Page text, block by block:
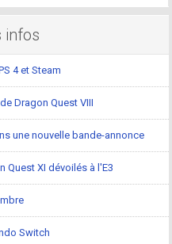
infos
4 et Steam
Dragon Quest VIII
une nouvelle bande-annonce
Quest XI dévoilés à l'E3
Switch